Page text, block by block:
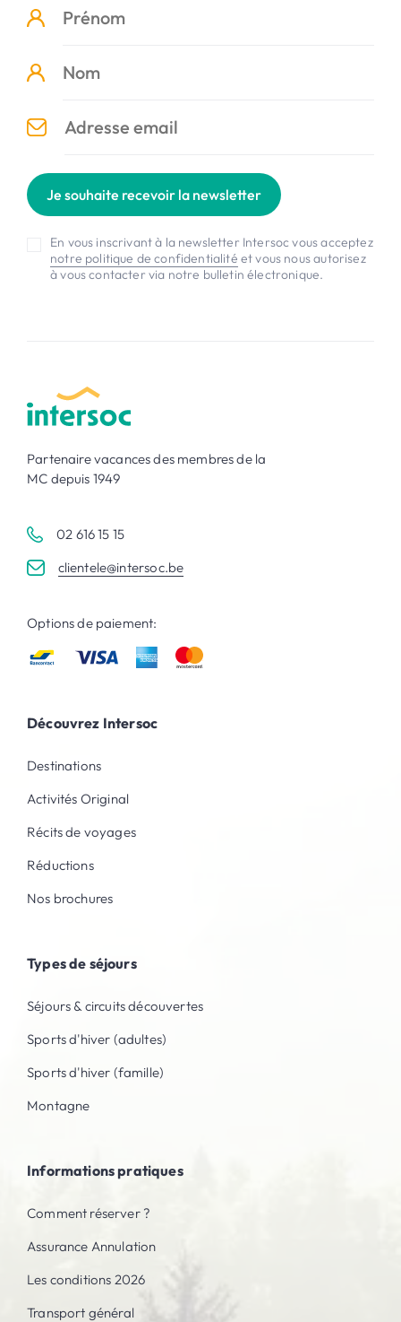
Je souhaite recevoir la newsletter
En vous inscrivant à la newsletter Intersoc vous acceptez
notre politique de confidentialité et vous nous autorisez
à vous contacter via notre bulletin électronique.
Partenaire vacances des membres de la
MC depuis 1949
02 616 15 15
clientele@intersoc.be
Options de paiement:
Découvrez Intersoc
Destinations
Activités Original
Récits de voyages
Réductions
Nos brochures
Types de séjours
Séjours & circuits découvertes
Sports d'hiver (adultes)
Sports d'hiver (famille)
Montagne
Informations pratiques
Comment réserver ?
Assurance Annulation
Les conditions 2026
Transport général